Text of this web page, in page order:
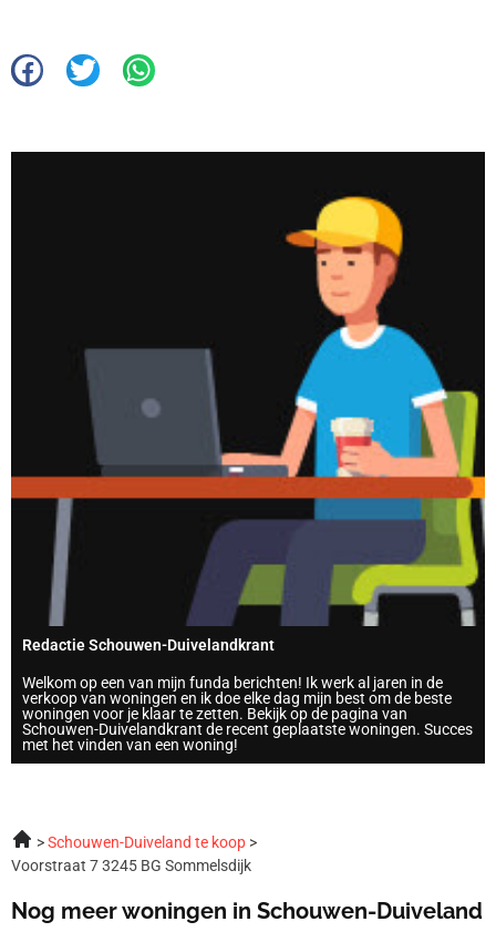
Redactie Schouwen-Duivelandkrant
Welkom op een van mijn funda berichten! Ik werk al jaren in de
verkoop van woningen en ik doe elke dag mijn best om de beste
woningen voor je klaar te zetten. Bekijk op de pagina van
Schouwen-Duivelandkrant de recent geplaatste woningen. Succes
met het vinden van een woning!
Schouwen-Duiveland te koop
Voorstraat 7 3245 BG Sommelsdijk
Nog meer woningen in Schouwen-Duiveland